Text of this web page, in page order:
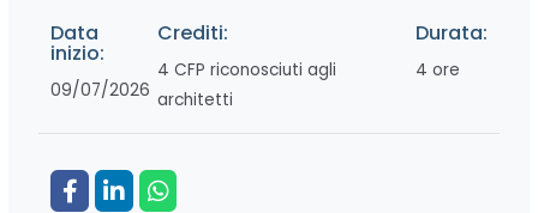
Data
inizio:
09/07/2026
Crediti:
4 CFP riconosciuti agli
architetti
Durata:
4 ore